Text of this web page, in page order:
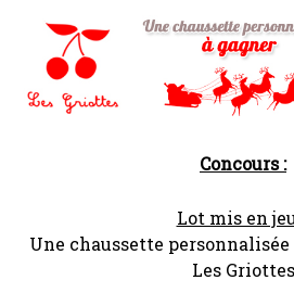
Concours :
Lot mis en
Une chaussette
Les Griottes